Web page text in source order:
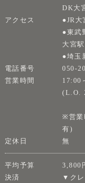
DK大
アクセス
●JR大
●東武
大宮
●埼玉
電話番号
050-
営業時間
17:00
(L.O.
※営業
有)
定休日
無
平均予算
3,800
決済
▼クレ